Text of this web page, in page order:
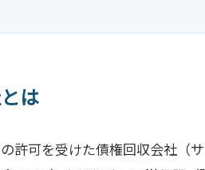
は
許可を受けた債権回収会社（